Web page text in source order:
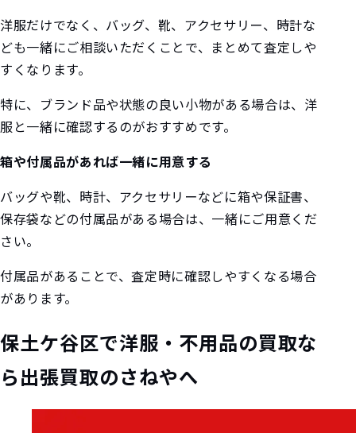
洋服だけでなく、バッグ、靴、アクセサリー、時計な
ども一緒にご相談いただくことで、まとめて査定しや
すくなります。
特に、ブランド品や状態の良い小物がある場合は、洋
服と一緒に確認するのがおすすめです。
箱や付属品があれば一緒に用意する
バッグや靴、時計、アクセサリーなどに箱や保証書、
保存袋などの付属品がある場合は、一緒にご用意くだ
さい。
付属品があることで、査定時に確認しやすくなる場合
があります。
保土ケ谷区で洋服・不用品の買取な
ら出張買取のさねやへ